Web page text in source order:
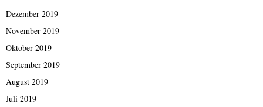
Dezember 2019
November 2019
Oktober 2019
September 2019
August 2019
Juli 2019